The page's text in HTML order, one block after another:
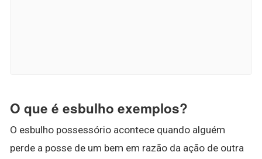
O que é esbulho exemplos?
O esbulho possessório acontece quando alguém
perde a posse de um bem em razão da ação de outra